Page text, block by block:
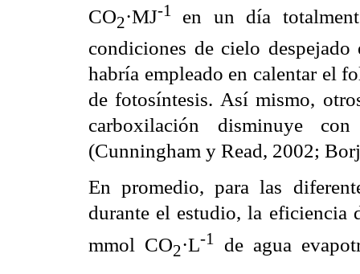
CO2·MJ-1 en un día
condiciones de cielo
habría empleado en calentar el
de fotosíntesis. Así mismo,
carboxilación disminuye
(Cunningham y Read, 2002;
En promedio, para las
durante el estudio, la eficiencia
mmol CO2·L-1
de agua